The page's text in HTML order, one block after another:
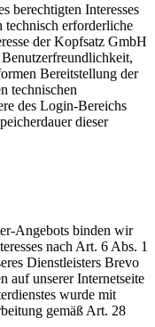
berechtigten Interesses
erforderliche
der Kopfsatz GmbH
Bereitstellung der
technischen
des Login-Bereichs
dieser
Angebots binden wir
nach Art. 6 Abs. 1
Dienstleisters Brevo
auf unserer Internetseite
wurde mit
gemäß Art. 28